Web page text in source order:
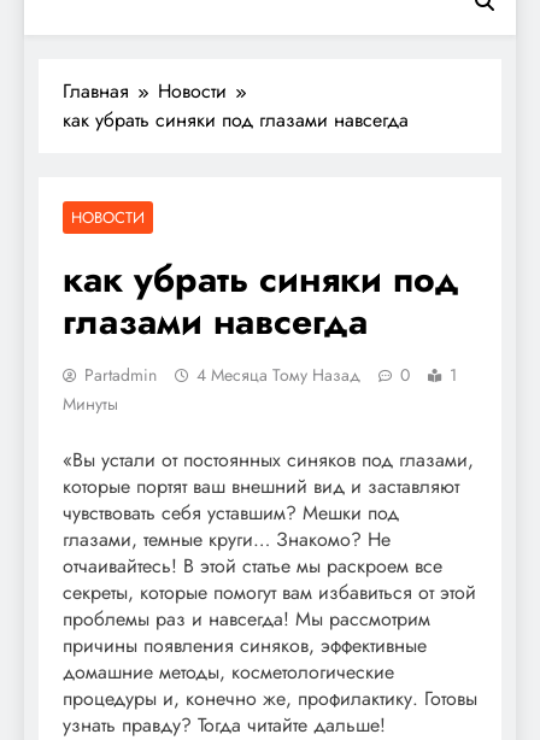
Главная
Новости
как убрать синяки под глазами навсегда
НОВОСТИ
как убрать синяки под
глазами навсегда
Partadmin 4 Месяца Тому Назад 0
1
Минуты
«Вы устали от постоянных синяков под глазами,
которые портят ваш внешний вид и заставляют
чувствовать себя уставшим? Мешки под
глазами, темные круги… Знакомо? Не
отчаивайтесь! В этой статье мы раскроем все
секреты, которые помогут вам избавиться от этой
проблемы раз и навсегда! Мы рассмотрим
причины появления синяков, эффективные
домашние методы, косметологические
процедуры и, конечно же, профилактику. Готовы
узнать правду? Тогда читайте дальше!